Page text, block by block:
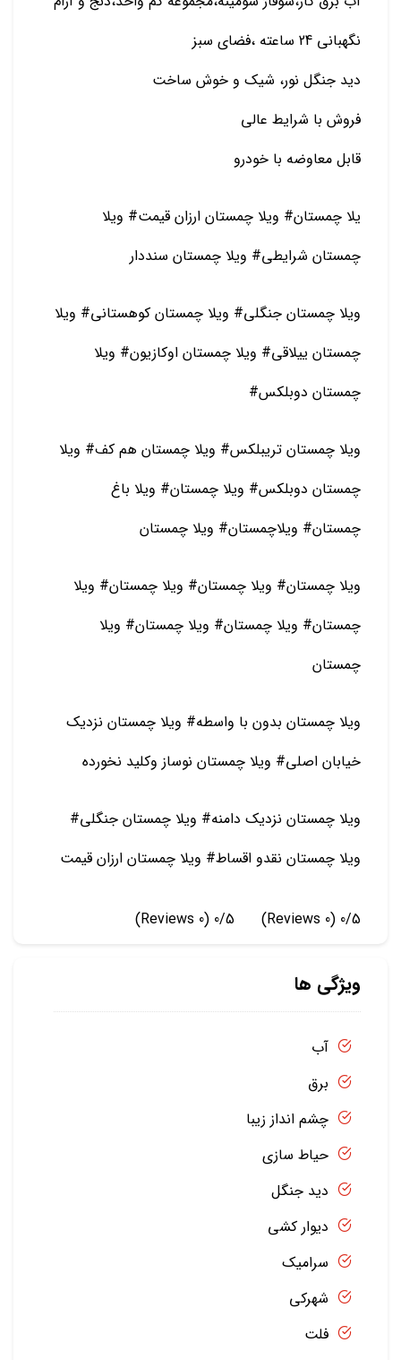
نگهبانی 24 ساعته ،فضای سبز
دید جنگل نور، شیک و خوش ساخت
فروش با شرایط عالی
قابل معاوضه با خودرو
یلا چمستان# ویلا چمستان ارزان قیمت# ویلا
چمستان شرایطی# ویلا چمستان سنددار
ویلا چمستان جنگلی# ویلا چمستان کوهستانی# ویلا
چمستان ییلاقی# ویلا چمستان اوکازیون# ویلا
چمستان دوبلکس#
ویلا چمستان تریبلکس# ویلا چمستان هم کف# ویلا
چمستان دوبلکس# ویلا چمستان# ویلا باغ
چمستان# ویلاچمستان# ویلا چمستان
ویلا چمستان# ویلا چمستان# ویلا چمستان# ویلا
چمستان# ویلا چمستان# ویلا چمستان# ویلا
چمستان
ویلا چمستان بدون با واسطه# ویلا چمستان نزدیک
خیابان اصلی# ویلا چمستان نوساز وکلید نخورده
ویلا چمستان نزدیک دامنه# ویلا چمستان جنگلی#
ویلا چمستان نقدو اقساط# ویلا چمستان ارزان قیمت
0/5
(0 Reviews)
0/5
(0 Reviews)
ویژگی ها
آب
برق
چشم انداز زیبا
حیاط سازی
دید جنگل
دیوار کشی
سرامیک
شهرکی
فلت